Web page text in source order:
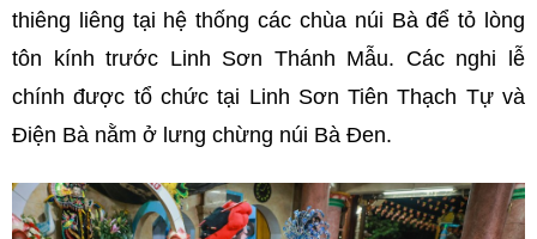
thiêng liêng tại hệ thống các chùa núi Bà để tỏ lòng
tôn kính trước Linh Sơn Thánh Mẫu. Các nghi lễ
chính được tổ chức tại Linh Sơn Tiên Thạch Tự và
Điện Bà nằm ở lưng chừng núi Bà Đen.